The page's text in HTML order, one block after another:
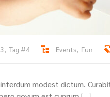
, Tag #4 Events, Fun
modest dictum.